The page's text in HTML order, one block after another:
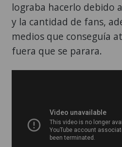
lograba hacerlo debido
y la cantidad de fans,
medios que conseguía
fuera que se parara.